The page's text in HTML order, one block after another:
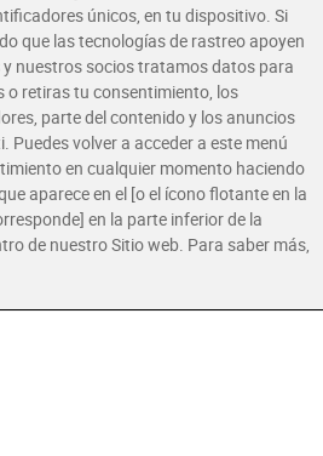
250 g
2,14 € (8,56 €/KILO)
Añadir
únicos, en tu dispositivo. Si
que las tecnologías de rastreo apoyen
nuestros socios tratamos datos para
o retiras tu consentimiento, los
parte del contenido y los anuncios
Puedes volver a acceder a este menú
en cualquier momento haciendo
aparece en el [o el ícono flotante en la
en la parte inferior de la
de nuestro Sitio web. Para saber más,